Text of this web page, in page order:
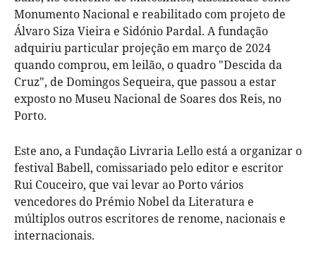
Monumento Nacional e reabilitado com projeto de
Álvaro Siza Vieira e Sidónio Pardal. A fundação
adquiriu particular projeção em março de 2024
quando comprou, em leilão, o quadro "Descida da
Cruz", de Domingos Sequeira, que passou a estar
exposto no Museu Nacional de Soares dos Reis, no
Porto.
Este ano, a Fundação Livraria Lello está a organizar o
festival Babell, comissariado pelo editor e escritor
Rui Couceiro, que vai levar ao Porto vários
vencedores do Prémio Nobel da Literatura e
múltiplos outros escritores de renome, nacionais e
internacionais.